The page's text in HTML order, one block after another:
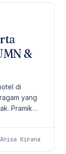
&
di
yang
Pramika
Kirana